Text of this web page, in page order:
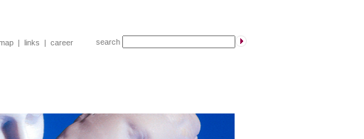
| links | career search